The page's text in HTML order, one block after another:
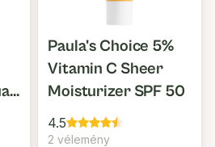
Paula's Choice 5%
Vitamin C Sheer
Moisturizer SPF 50
4.5
2 vélemény